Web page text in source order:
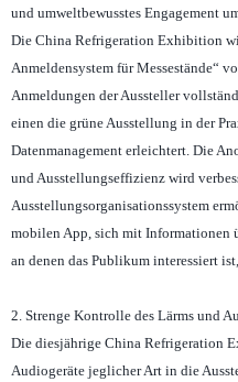
und umweltbewusstes Engagement
Die China Refrigeration Exhibition
Anmeldensystem für Messestände“
Anmeldungen der Aussteller
einen die grüne Ausstellung in der
Datenmanagement erleichtert. Die
und Ausstellungseffizienz wird
Ausstellungsorganisationssystem
mobilen App, sich mit Informationen
an denen das Publikum interessiert
2. Strenge Kontrolle des Lärms und
Die diesjährige China Refrigeration
Audiogeräte jeglicher Art in die